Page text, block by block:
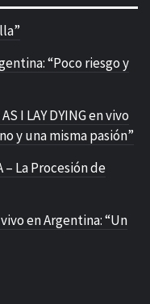
“Poco riesgo y
I LAY DYING en vivo
y una misma pasión”
– La Procesión de
vivo en Argentina: “Un